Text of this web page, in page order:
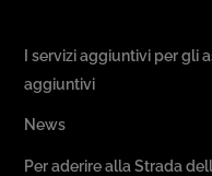
I servizi aggiuntivi per gli
aggiuntivi
News
Per aderire alla Strada